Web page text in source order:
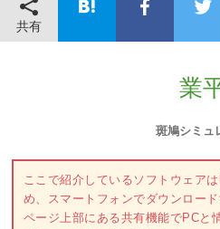
共有
業
斑鳩シミュ
ここで紹介しているソフトウェア
め、スマートフォンでダウンロー
ページ上部にある共有機能でPCと